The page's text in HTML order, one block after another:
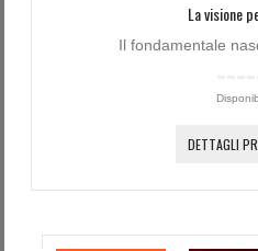
La visione
Il fondamentale
DETTAGLI